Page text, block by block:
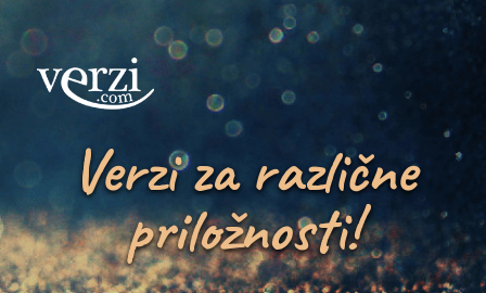
Verzi za različne
priložnosti!